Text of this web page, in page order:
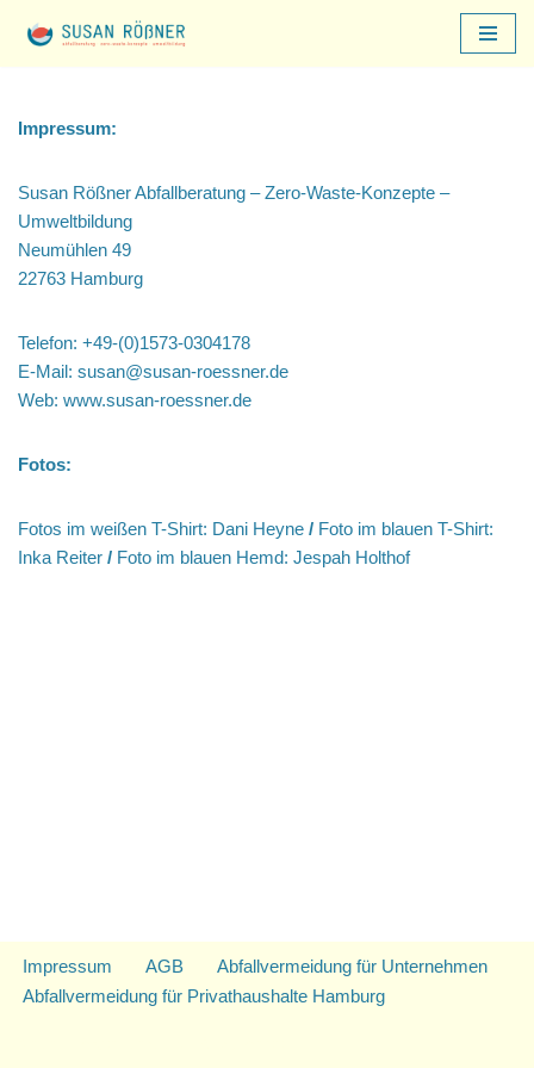
Zum
springen
Impressum:
Susan Rößner Abfallberatung – Zero-Waste-Konzepte –
Umweltbildung
Neumühlen 49
22763 Hamburg
Telefon: +49-(0)1573-0304178
E-Mail: susan@susan-roessner.de
Web: www.susan-roessner.de
Fotos:
Fotos im weißen T-Shirt: Dani Heyne / Foto im blauen T-Shirt:
Inka Reiter / Foto im blauen Hemd: Jespah Holthof
Impressum AGB
Abfallvermeidung für Unternehmen
Abfallvermeidung für Privathaushalte Hamburg